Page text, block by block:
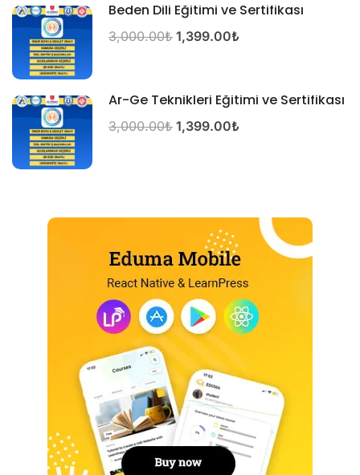
Beden Dili Eğitimi ve Sertifikası
3,000.00₺ 1,399.00₺
Ar-Ge Teknikleri Eğitimi ve Sertifikası
3,000.00₺ 1,399.00₺